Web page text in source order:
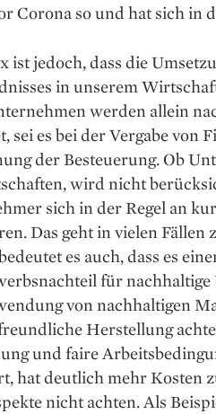
Corona so und hat sich in
ist jedoch, dass die
in unserem
werden allein
sei es bei der Vergabe von
der Besteuerung. Ob
wird nicht
sich in der Regel an
Das geht in vielen
es auch, dass es
für
von nachhaltigen
Herstellung
und faire
hat deutlich mehr Kosten
nicht achten. Als